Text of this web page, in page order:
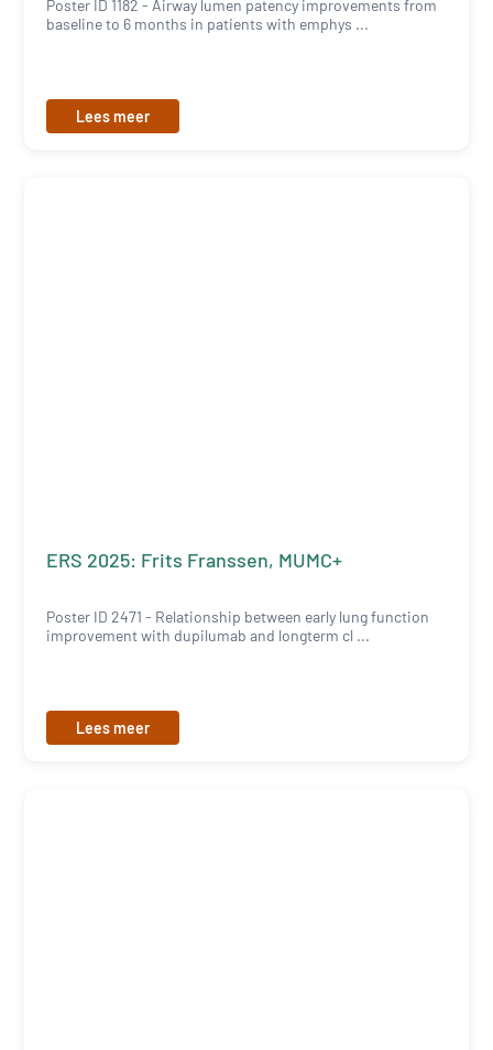
Poster ID 1182 - Airway lumen patency improvements from
baseline to 6 months in patients with emphys ...
Lees meer
ERS 2025: Frits Franssen, MUMC+
Poster ID 2471 - Relationship between early lung function
improvement with dupilumab and longterm cl ...
Lees meer